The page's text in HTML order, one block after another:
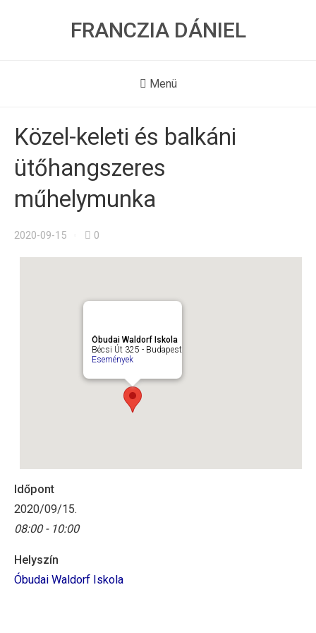
FRANCZIA DÁNIEL
Menü
Közel-keleti és balkáni
ütőhangszeres
műhelymunka
2020-09-15 0
Óbudai Waldorf Iskola
Bécsi Út 325 - Budapest
Események
Időpont
2020/09/15.
08:00 - 10:00
Helyszín
Óbudai Waldorf Iskola